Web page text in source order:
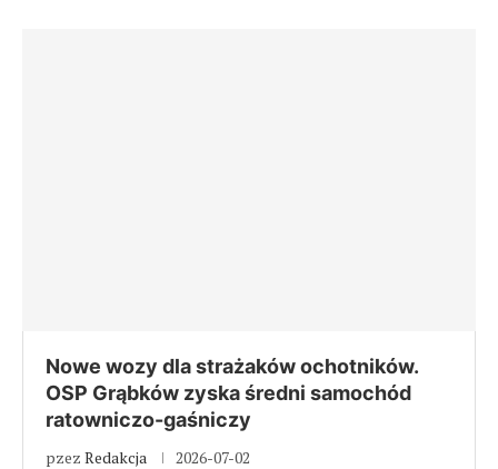
Nowe wozy dla strażaków ochotników.
OSP Grąbków zyska średni samochód
ratowniczo-gaśniczy
pzez Redakcja 2026-07-02